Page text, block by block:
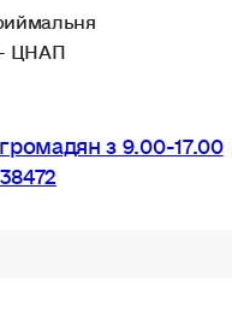
- ЦНАП
з 9.00-17.00